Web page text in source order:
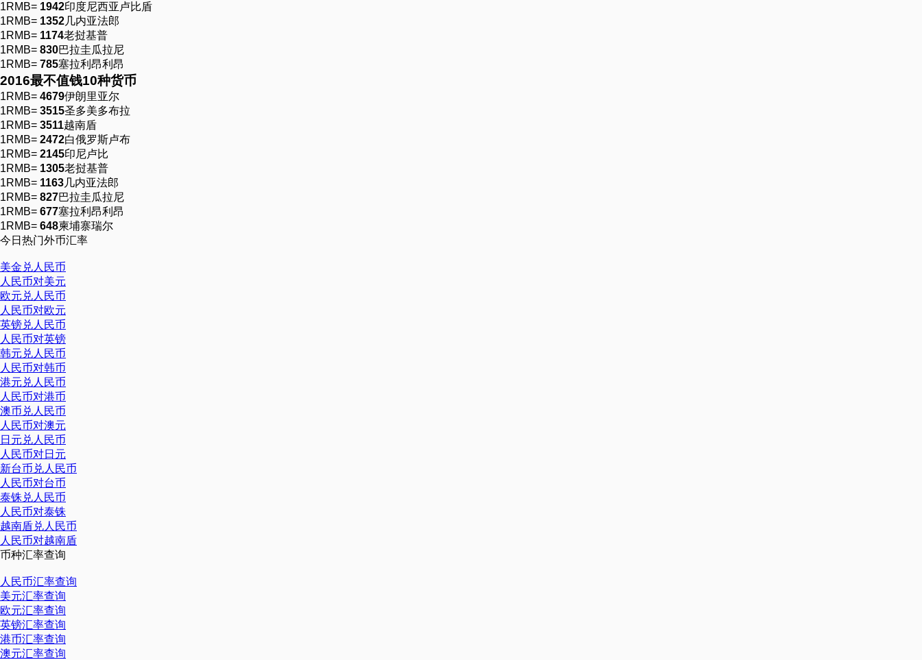
1RMB= 1942印度尼西亚卢比盾
1RMB= 1352几内亚法郎
1RMB= 1174老挝基普
1RMB= 830巴拉圭瓜拉尼
1RMB= 785塞拉利昂利昂
2016最不值钱10种货币
1RMB= 4679伊朗里亚尔
1RMB= 3515圣多美多布拉
1RMB= 3511越南盾
1RMB= 2472白俄罗斯卢布
1RMB= 2145印尼卢比
1RMB= 1305老挝基普
1RMB= 1163几内亚法郎
1RMB= 827巴拉圭瓜拉尼
1RMB= 677塞拉利昂利昂
1RMB= 648柬埔寨瑞尔
今日热门外币汇率
美金兑人民币
人民币对美元
欧元兑人民币
人民币对欧元
英镑兑人民币
人民币对英镑
韩元兑人民币
人民币对韩币
港元兑人民币
人民币对港币
澳币兑人民币
人民币对澳元
日元兑人民币
人民币对日元
新台币兑人民币
人民币对台币
泰铢兑人民币
人民币对泰铢
越南盾兑人民币
人民币对越南盾
币种汇率查询
人民币汇率查询
美元汇率查询
欧元汇率查询
英镑汇率查询
港币汇率查询
澳元汇率查询